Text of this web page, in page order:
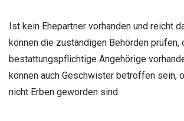
Ist kein Ehepartner vorhanden und reicht
können die zuständigen Behörden prüfen,
bestattungspflichtige Angehörige
können auch Geschwister betroffen sein,
nicht Erben geworden sind.